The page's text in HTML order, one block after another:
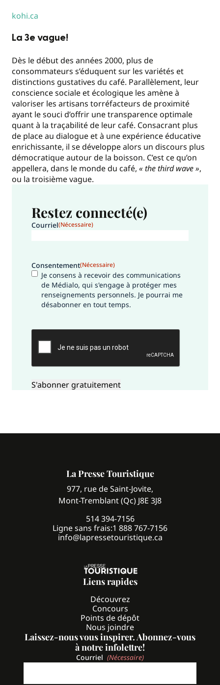
kohi.ca
La 3e vague!
Dès le début des années 2000, plus de
consommateurs s’éduquent sur les variétés et
distinctions gustatives du café. Parallèlement, leur
conscience sociale et écologique les amène à
valoriser les artisans torréfacteurs de proximité
ayant le souci d’offrir une transparence optimale
quant à la traçabilité de leur café. Consacrant plus
de place au dialogue et à une expérience éducative
enrichissante, il se développe alors un discours plus
démocratique autour de la boisson. C’est ce qu’on
appellera, dans le monde du café, « the third wave »,
ou la troisième vague.
Restez connecté(e)
Courriel(Nécessaire)
Consentement(Nécessaire)
Je consens à recevoir des communications
de Médialo, qui s'engage à protéger mes
renseignements personnels. Je pourrai me
désabonner en tout temps.
CAPTCHA
La Presse Touristique
977, rue de Saint-Jovite,
Mont-Tremblant (Qc) J8E 3J8
514 394-7156
Ligne sans frais:1 888 767-7156
info@lapressetouristique.ca
Liens rapides
Découvrez
Concours
Points de dépôt
Nous joindre
Laissez-nous vous inspirer. Abonnez-vous
à notre infolettre!
Courriel (Nécessaire)